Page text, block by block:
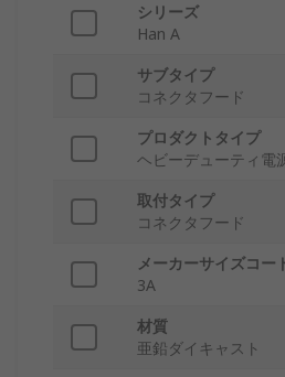
シリーズ
Han A
サブタイプ
コネクタフード
プロダクトタイプ
ヘビーデューティ電
取付タイプ
コネクタフード
メーカーサイズコー
3A
材質
亜鉛ダイキャスト